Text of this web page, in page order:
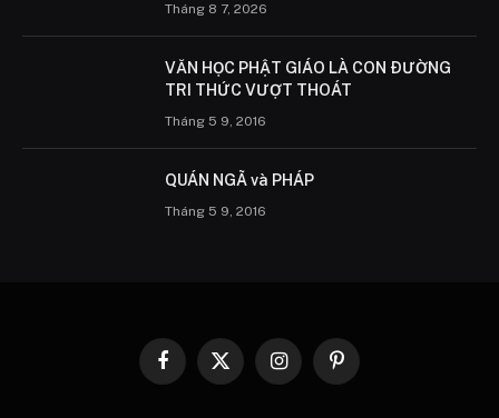
Tháng 8 7, 2026
VĂN HỌC PHẬT GIÁO LÀ CON ÐƯỜNG
TRI THỨC VƯỢT THOÁT
Tháng 5 9, 2016
QUÁN NGÃ và PHÁP
Tháng 5 9, 2016
Facebook
X
InstagramPinterest